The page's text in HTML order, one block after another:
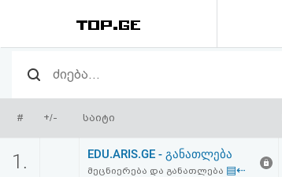
რეიტინგი
(მთავარი)
ფოსტა
# +/- საიტი
1. EDU.ARIS.GE - განათლება
მეცნიერება და განათლება ▤⇠